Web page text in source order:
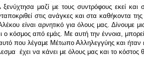
μαζί με τους συντρόφους εκεί
στις ανάγκες και στα καθήκοντα της
είναι αρνητικό για όλους μας. Δίνουμε
ο κόσμος από εμάς. Με αυτή την έννοια,
που λέγαμε Μέτωπο Αλληλεγγύης και
έχει να κάνει με όλους μας και το κόστος